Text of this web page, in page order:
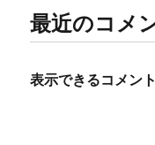
最近のコメ
表示できるコメン